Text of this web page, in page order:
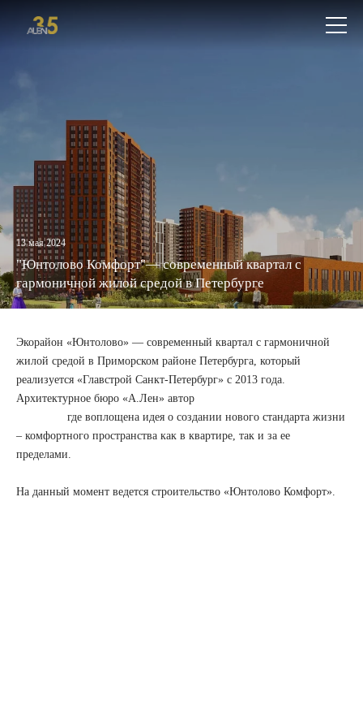
(812)меню
13 мая 2024
"Юнтолово Комфорт"— современный квартал с
гармоничной жилой средой в Петербурге
Экорайон «Юнтолово» — современный квартал с гармоничной
жилой средой в Приморском районе Петербурга, который
реализуется «Главстрой Санкт-Петербург» с 2013 года.
Архитектурное бюро «А.Лен» автор
где воплощена идея о создании нового стандарта жизни
– комфортного пространства как в квартире, так и за ее
пределами.
На данный момент ведется строительство «Юнтолово Комфорт».